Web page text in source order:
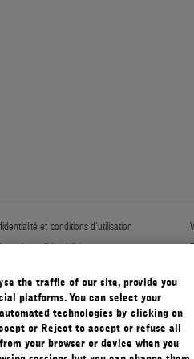
et conditions d'utilisation
de confidentialité
générales
générales de vente
the traffic of our site, provide you
platforms. You can select your
technologies by clicking on
or Reject to accept or refuse all
your browser or device when you